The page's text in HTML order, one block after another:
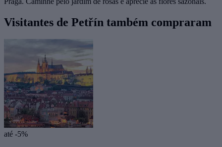
Visitantes de Petřín também compraram
até -5%